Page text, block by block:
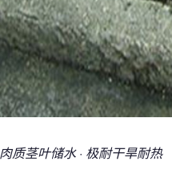
质茎叶储水 · 极耐干旱耐热